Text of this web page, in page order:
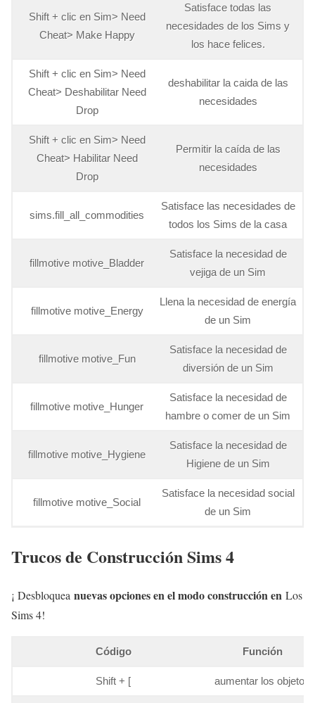
Shift + clic en Sim> Need
Cheat> Make Happy
Satisface todas las
necesidades de los Sims y
los hace felices.
Shift + clic en Sim> Need
Cheat> Deshabilitar Need
Drop
deshabilitar la caida de las
necesidades
Shift + clic en Sim> Need
Cheat> Habilitar Need
Drop
Permitir la caída de las
necesidades
sims.fill_all_commodities
Satisface las necesidades de
todos los Sims de la casa
fillmotive motive_Bladder
Satisface la necesidad de
vejiga de un Sim
fillmotive motive_Energy
Llena la necesidad de energía
de un Sim
fillmotive motive_Fun
Satisface la necesidad de
diversión de un Sim
fillmotive motive_Hunger
Satisface la necesidad de
hambre o comer de un Sim
fillmotive motive_Hygiene
Satisface la necesidad de
Higiene de un Sim
fillmotive motive_Social
Satisface la necesidad social
de un Sim
Trucos de Construcción Sims 4
¡ Desbloquea nuevas opciones en el modo construcción en Los
Sims 4!
Código Función
Shift + [ aumentar los objetos